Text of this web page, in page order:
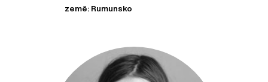
země: Rumunsko